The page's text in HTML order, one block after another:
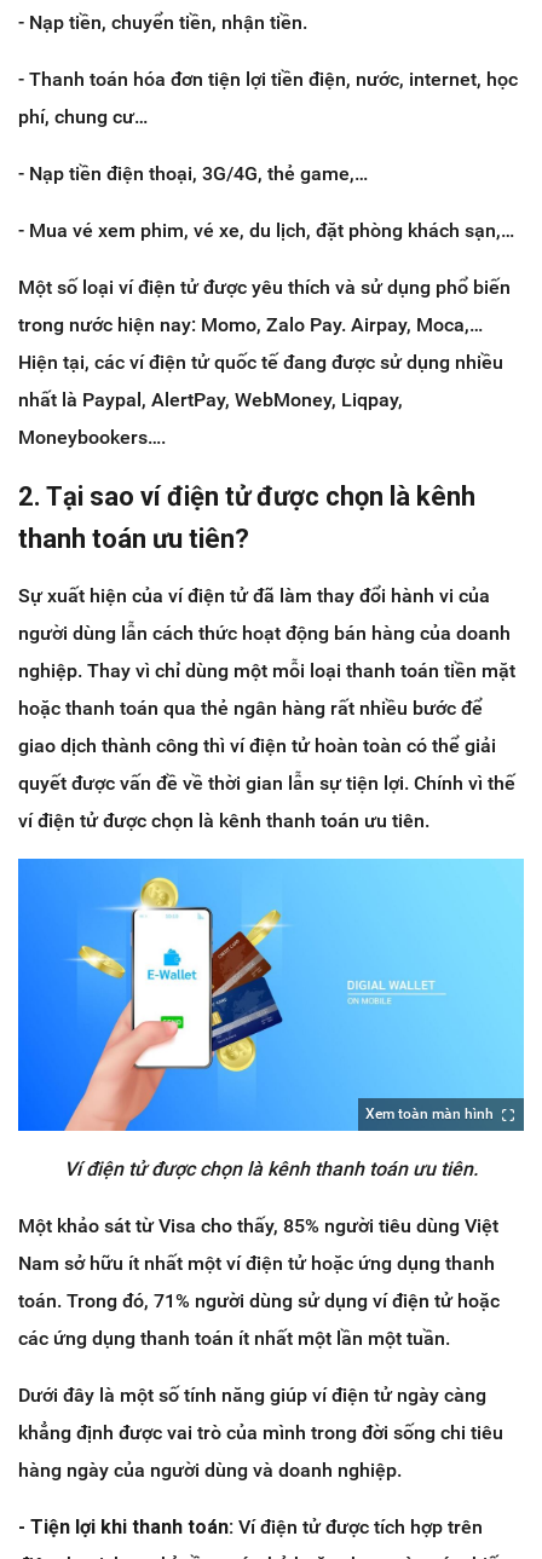
- Nạp tiền, chuyển tiền, nhận tiền.
- Thanh toán hóa đơn tiện lợi tiền điện, nước, internet, học
phí, chung cư…
- Nạp tiền điện thoại, 3G/4G, thẻ game,…
- Mua vé xem phim, vé xe, du lịch, đặt phòng khách sạn,…
Một số loại ví điện tử được yêu thích và sử dụng phổ biến
trong nước hiện nay: Momo, Zalo Pay. Airpay, Moca,…
Hiện tại, các ví điện tử quốc tế đang được sử dụng nhiều
nhất là Paypal, AlertPay, WebMoney, Liqpay,
Moneybookers….
2. Tại sao ví điện tử được chọn là kênh
thanh toán ưu tiên?
Sự xuất hiện của ví điện tử đã làm thay đổi hành vi của
người dùng lẫn cách thức hoạt động bán hàng của doanh
nghiệp. Thay vì chỉ dùng một mỗi loại thanh toán tiền mặt
hoặc thanh toán qua thẻ ngân hàng rất nhiều bước để
giao dịch thành công thì ví điện tử hoàn toàn có thể giải
quyết được vấn đề về thời gian lẫn sự tiện lợi. Chính vì thế
ví điện tử được chọn là kênh thanh toán ưu tiên.
Xem toàn màn hình
Ví điện tử được chọn là kênh thanh toán ưu tiên.
Một khảo sát từ Visa cho thấy, 85% người tiêu dùng Việt
Nam sở hữu ít nhất một ví điện tử hoặc ứng dụng thanh
toán. Trong đó, 71% người dùng sử dụng ví điện tử hoặc
các ứng dụng thanh toán ít nhất một lần một tuần.
Dưới đây là một số tính năng giúp ví điện tử ngày càng
khẳng định được vai trò của mình trong đời sống chi tiêu
hàng ngày của người dùng và doanh nghiệp.
- Tiện lợi khi thanh toán: Ví điện tử được tích hợp trên